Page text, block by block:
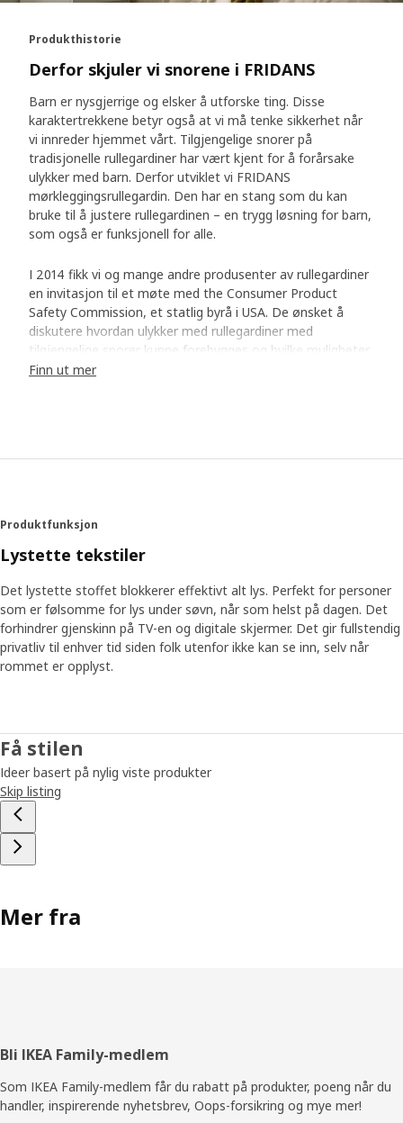
Produkthistorie
Derfor skjuler vi snorene i FRIDANS
Barn er nysgjerrige og elsker å utforske ting. Disse
karaktertrekkene betyr også at vi må tenke sikkerhet når
vi innreder hjemmet vårt. Tilgjengelige snorer på
tradisjonelle rullegardiner har vært kjent for å forårsake
ulykker med barn. Derfor utviklet vi FRIDANS
mørkleggingsrullegardin. Den har en stang som du kan
bruke til å justere rullegardinen – en trygg løsning for barn,
som også er funksjonell for alle.
I 2014 fikk vi og mange andre produsenter av rullegardiner
en invitasjon til et møte med the Consumer Product
Safety Commission, et statlig byrå i USA. De ønsket å
diskutere hvordan ulykker med rullegardiner med
tilgjengelige snorer kunne forebygges og hvilke muligheter
som fantes til å kunne utvikle noe bedre. En av våre
rullegardinene. Men det betydde også at en forandring var
på vei. Bo og teamet hans forsøkte ut flere forskjellige
funksjonalitet som rullegardiner med synlig snor. «Vi
skjønte at vi kunne beholde snora, men gjemme den,»
forteller han. Snora er lagt inn i en plaststang som kan
utvides, og vi forsterket den med kraftig glassfiber. Når du
drar i den, justerer du rullegardinen. «Den er sikker,
kundene testet funksjonaliteten. «Ved å involvere
forskjellige mennesker og organisasjoner har vi forsikret
oss om at FRIDANS og stanga overholder selv de
strengeste kravene – i alle markeder,» sier Bo. «Stanga
yngste. Når du bor sammen med barn, er det en viktig del
Produktet er ikke bare utprøvd av vårt eget laboratorium,
yngste. Når du bor sammen med barn, er det en viktig del
Finn ut mer
Produktfunksjon
Lystette tekstiler
Det lystette stoffet blokkerer effektivt alt lys. Perfekt for personer
som er følsomme for lys under søvn, når som helst på dagen. Det
forhindrer gjenskinn på TV-en og digitale skjermer. Det gir fullstendig
privatliv til enhver tid siden folk utenfor ikke kan se inn, selv når
rommet er opplyst.
Få stilen
Ideer basert på nylig viste produkter
Skip listing
Mer fra
Bunntekst
Bli IKEA Family-medlem
Som IKEA Family-medlem får du rabatt på produkter, poeng når du
handler, inspirerende nyhetsbrev, Oops-forsikring og mye mer!